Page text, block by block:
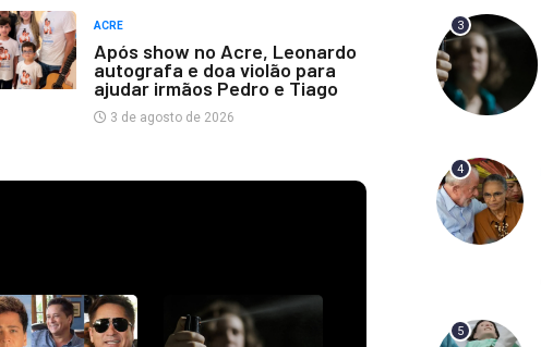
ACRE
Após show no Acre, Leonardo
autografa e doa violão para
ajudar irmãos Pedro e Tiago
3 de agosto de 2026
3
4
5